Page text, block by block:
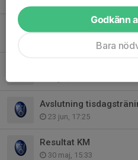
Klubbdag i Skivarp 2/8
Avslutning
23 jun, 17:25
Resultat KM
30 maj, 15:33
Godkänn
Bara